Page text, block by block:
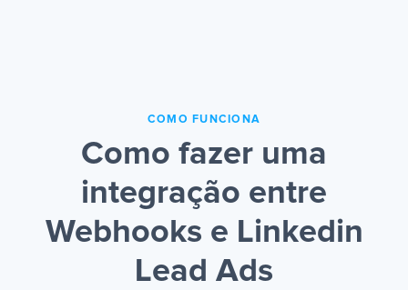
COMO FUNCIONA
Como fazer uma
integração entre
Webhooks e Linkedin
Lead Ads